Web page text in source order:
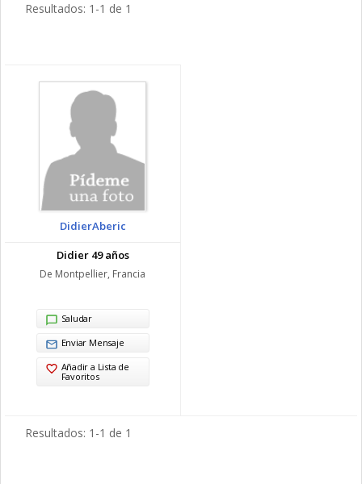
Resultados: 1-1 de 1
DidierAberic
Didier 49 años
De Montpellier, Francia
Saludar
Enviar Mensaje
Añadir a Lista de
Favoritos
Resultados: 1-1 de 1